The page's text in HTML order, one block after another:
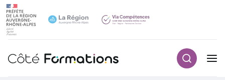
Navigation principale